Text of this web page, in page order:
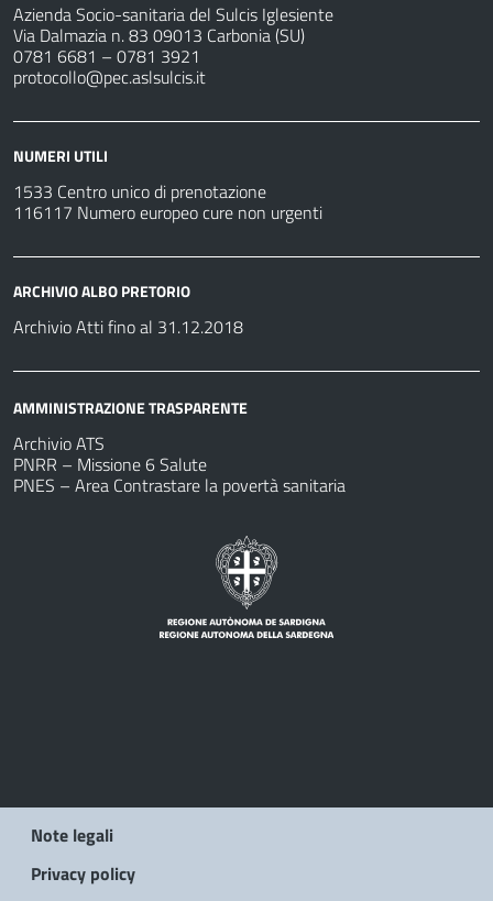
Azienda Socio-sanitaria del Sulcis Iglesiente
Via Dalmazia n. 83 09013 Carbonia (SU)
0781 6681 – 0781 3921
protocollo@pec.aslsulcis.it
NUMERI UTILI
1533 Centro unico di prenotazione
116117 Numero europeo cure non urgenti
ARCHIVIO ALBO PRETORIO
Archivio Atti fino al 31.12.2018
AMMINISTRAZIONE TRASPARENTE
Archivio ATS
PNRR – Missione 6 Salute
PNES – Area Contrastare la povertà sanitaria
Note legali
Privacy policy